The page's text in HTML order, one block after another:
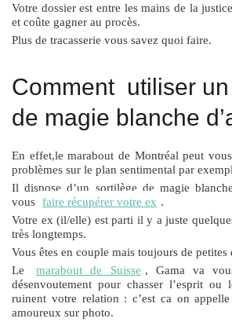
Votre dossier est entre les mains de la
et coûte gagner au procès.
Plus de tracasserie vous savez quoi faire.
Comment utiliser
de magie blanche
En effet,le marabout de Montréal peut
problèmes sur le plan sentimental par
Il dispose d’un sortilège de magie
vous faire récupérer votre ex .
Votre ex (il/elle) est parti il y a juste
très longtemps.
Vous êtes en couple mais toujours de petites
Le
marabout de Suisse , Gama va
désenvoutement pour chasser l’esprit ou
ruinent votre relation : c’est ca on
amoureux sur photo.